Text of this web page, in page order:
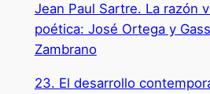
Jean Paul Sartre. La razón
poética: José Ortega y
Zambrano
23. El desarrollo